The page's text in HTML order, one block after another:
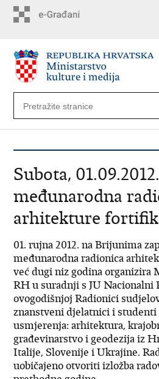
Subota,
međunarodna
arhitekture
01. rujna 2012. na Brijunima
međunarodna radionica
već dugi niz godina
RH u suradnji s JU Nacionalni
ovogodišnjoj Radionici
znanstveni djelatnici i
usmjerenja: arhitektura,
građevinarstvo i geodezija iz
Italije, Slovenije i Ukrajine.
uobičajeno otvoriti izložba